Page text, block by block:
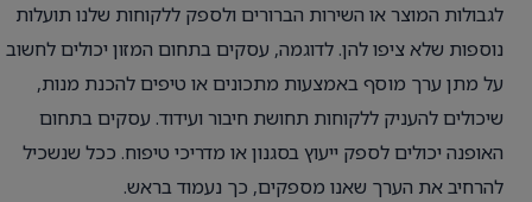
לגבולות המוצר או השירות הברורים ולספק ללקוחות שלנו תועלות
נוספות שלא ציפו להן. לדוגמה, עסקים בתחום המזון יכולים לחשוב
על מתן ערך מוסף באמצעות מתכונים או טיפים להכנת מנות,
שיכולים להעניק ללקוחות תחושת חיבור ועידוד. עסקים בתחום
האופנה יכולים לספק ייעוץ בסגנון או מדריכי טיפוח. ככל שנשכיל
להרחיב את הערך שאנו מספקים, כך נעמוד בראש.